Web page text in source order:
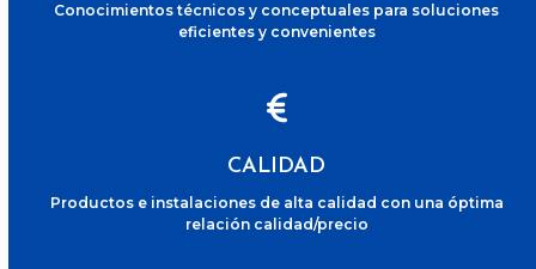
Conocimientos técnicos y conceptuales para soluciones
eficientes y convenientes
CALIDAD
Productos e instalaciones de alta calidad con una óptima
relación calidad/precio